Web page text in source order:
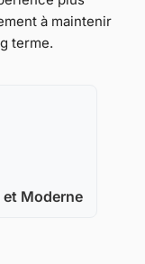
à maintenir
terme.
et Moderne